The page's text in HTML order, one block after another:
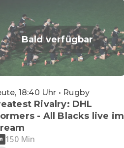
Bald verfügbar
18:40 Uhr • Rugby
Rivalry: DHL
- All Blacks live im
150 Min